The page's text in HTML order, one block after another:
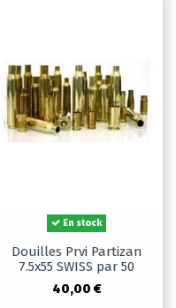
En stock
Douilles Prvi Partizan
7.5x55 SWISS par 50
40,00 €